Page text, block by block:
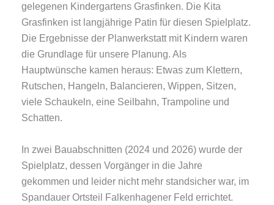
gelegenen Kindergartens Grasfinken. Die Kita
Grasfinken ist langjährige Patin für diesen Spielplatz.
Die Ergebnisse der Planwerkstatt mit Kindern waren
die Grundlage für unsere Planung. Als
Hauptwünsche kamen heraus: Etwas zum Klettern,
Rutschen, Hangeln, Balancieren, Wippen, Sitzen,
viele Schaukeln, eine Seilbahn, Trampoline und
Schatten.
In zwei Bauabschnitten (2024 und 2026) wurde der
Spielplatz, dessen Vorgänger in die Jahre
gekommen und leider nicht mehr standsicher war, im
Spandauer Ortsteil Falkenhagener Feld errichtet.